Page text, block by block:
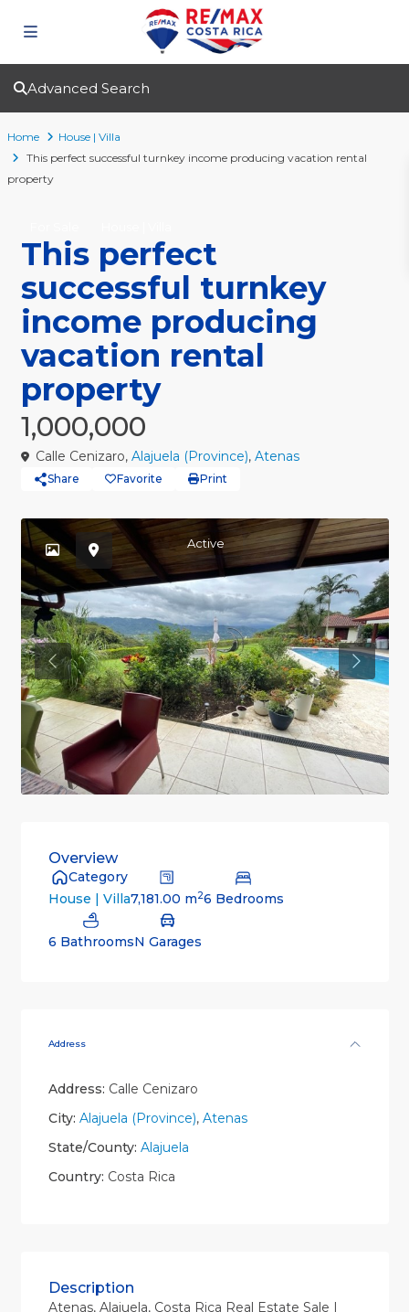
Advanced Search
Home
House | Villa
This perfect successful turnkey income producing vacation rental
property
This perfect
successful turnkey
income producing
vacation rental
property
1,000,000
Calle Cenizaro, Alajuela (Province), Atenas
Share Favorite Print
Active
Previous
Overview
Category
House | Villa7,181.00 m26 Bedrooms
6 BathroomsN Garages
Address
Address: Calle Cenizaro
City: Alajuela (Province), Atenas
State/County: Alajuela
Country: Costa Rica
Description
Atenas, Alajuela, Costa Rica Real Estate Sale |